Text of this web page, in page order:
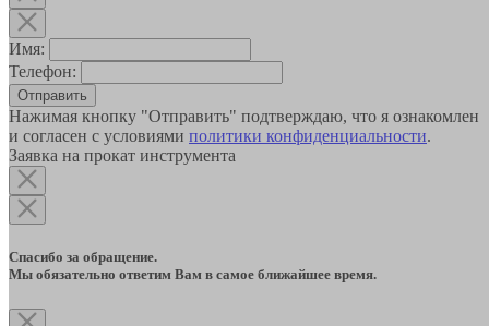
Имя:
Телефон:
Отправить
Нажимая кнопку "Отправить" подтверждаю, что я ознакомлен
и согласен с условиями политики конфиденциальности.
Заявка на прокат инструмента
Спасибо за обращение.
Мы обязательно ответим Вам в самое ближайшее время.